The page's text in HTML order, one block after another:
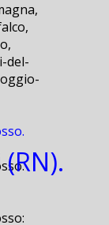
del-